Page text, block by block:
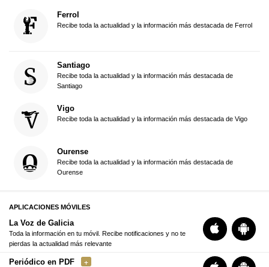
Ferrol
Recibe toda la actualidad y la información más destacada de Ferrol
Santiago
Recibe toda la actualidad y la información más destacada de
Santiago
Vigo
Recibe toda la actualidad y la información más destacada de Vigo
Ourense
Recibe toda la actualidad y la información más destacada de
Ourense
APLICACIONES MÓVILES
La Voz de Galicia
Toda la información en tu móvil. Recibe notificaciones y no te
pierdas la actualidad más relevante
Periódico en PDF